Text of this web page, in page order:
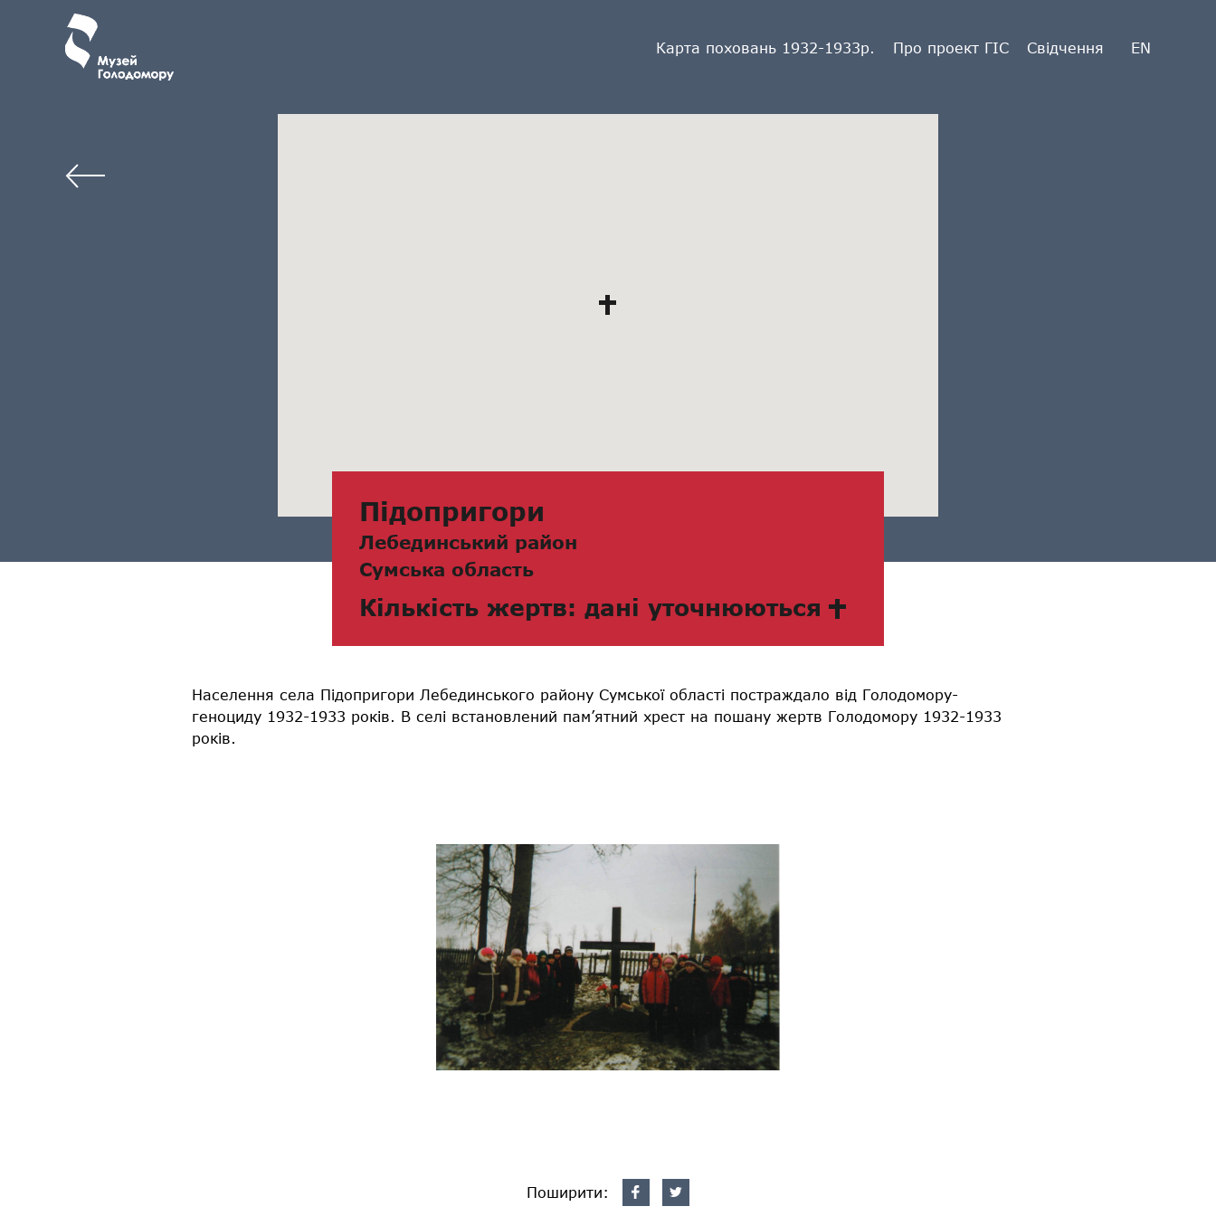
Карта поховань 1932-1933р. Про проект ГІС Свідчення EN
Підопригори
Лебединський район
Сумська область
Кількість жертв: дані уточнюються
Населення села Підопригори Лебединського району Сумської області постраждало від Голодомору-
геноциду 1932-1933 років. В селі встановлений пам’ятний хрест на пошану жертв Голодомору 1932-1933
років.
Поширити: